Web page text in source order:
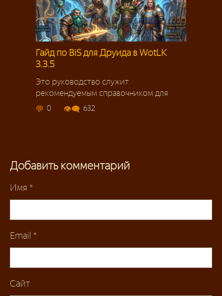
Гайд по BiS для Друида в WotLK
3.3.5
Это руководство служит
рекомендуемым справочником для
0 632
Добавить комментарий
Имя *
Email *
Сайт